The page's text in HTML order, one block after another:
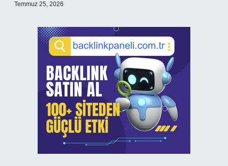
Temmuz 25, 2026